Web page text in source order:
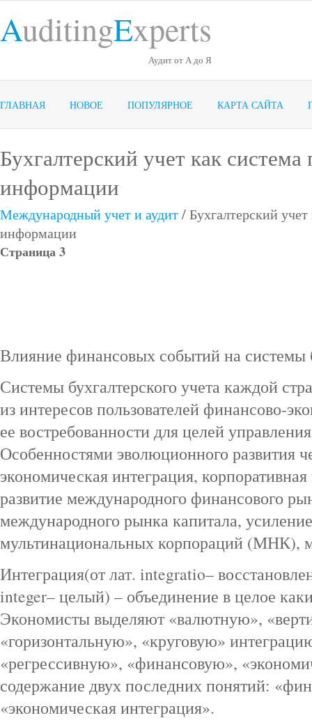
AuditingExperts
Аудит от А до Я
ГЛАВНАЯ НОВОЕ ПОПУЛЯРНОЕ КАРТА САЙТА
Бухгалтерский учет как система
информации
Международный учет и аудит/ Бухгалтерский
информации
Страница 3
Влияние финансовых событий на системы
Системы бухгалтерского учета каждой
из интересов пользователей
ее востребованности для целей
Особенностями эволюционного развития
экономическая интеграция,
развитие международного финансового
международного рынка капитала,
мультинациональных корпораций (МНК),
Интеграция(от лат. integratio–
integer– целый) – объединение в целое
Экономисты выделяют «валютную»,
«горизонтальную», «круговую»
«регрессивную», «финансовую»,
содержание двух последних понятий:
«экономическая интеграция».